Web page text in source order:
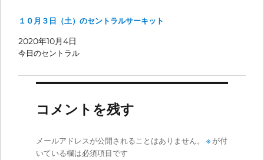
１０月３日（土）のセントラルサーキット
2020年10月4日
今日のセントラル
コメントを残す
メールアドレスが公開されることはありません。 ※が付
いている欄は必須項目です